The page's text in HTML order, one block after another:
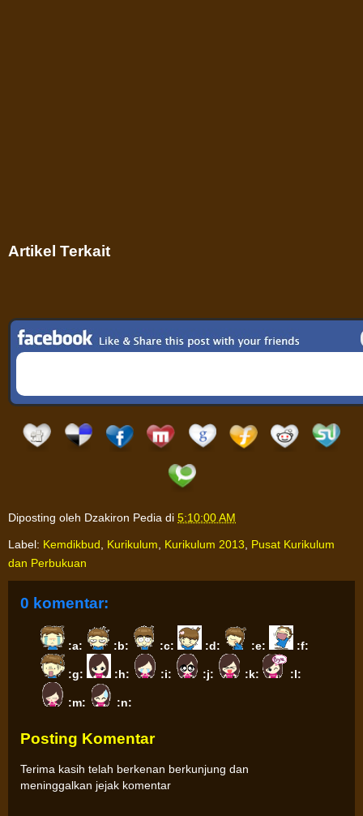
Artikel Terkait
Diposting oleh Dzakiron Pedia di 5:10:00 AM
Label: Kemdikbud Kurikulum Kurikulum 2013
Pusat Kurikulum
dan Perbukuan
0 komentar:
:a: :b: :c: :d: :e: :f:
:g: :h: :i: :j: :k: :l:
:m: :n:
Posting Komentar
Terima kasih telah berkenan berkunjung dan
meninggalkan jejak komentar